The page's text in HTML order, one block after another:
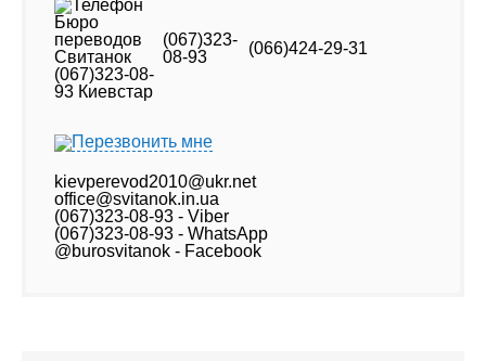
(067)323-
08-93
(066)424-29-31
Перезвонить мне
kievperevod2010@ukr.net
office@svitanok.in.ua
(067)323-08-93 - Viber
(067)323-08-93 - WhatsApp
@burosvitanok - Facebook